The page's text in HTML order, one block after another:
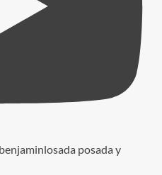
posada y